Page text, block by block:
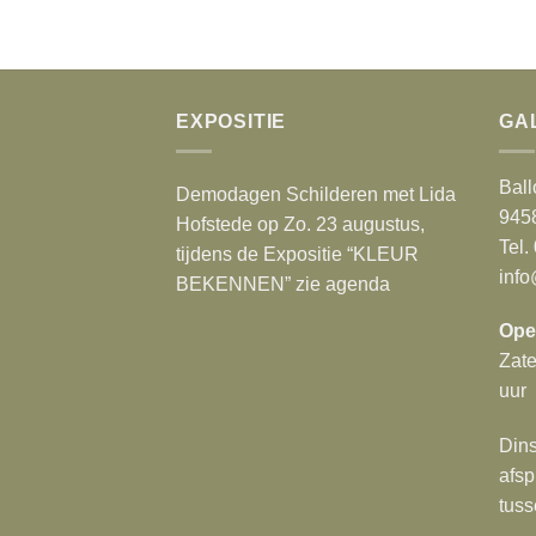
EXPOSITIE
Demodagen Schilderen met Lida
Hofstede op Zo. 23 augustus,
tijdens de Expositie “KLEUR
BEKENNEN” zie agenda
Tel.
uur